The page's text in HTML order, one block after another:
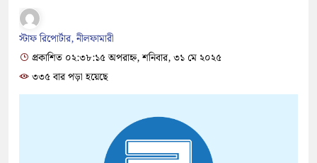
স্টাফ রিপোর্টার, নীলফামারী
প্রকাশিত ০২:৩৮:১৫ অপরাহ্ন, শনিবার, ৩১ মে ২০২৫
৩৩৫ বার পড়া হয়েছে